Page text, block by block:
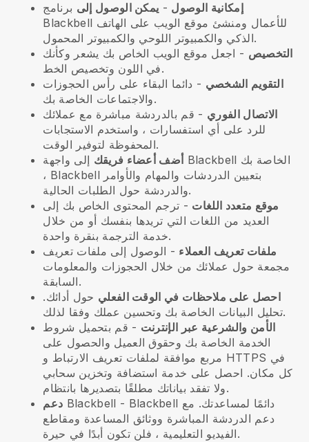
إمكانية الوصول - يمكن الوصول إلى برنامج
Blackbell
الذكي والكمبيوتر اللوحي والكمبيوتر المحمول.
التخصيص - اجعل موقع الويب الخاص بك يشعر وكأنك
في اللون وتخصيص الخط.
التقويم الشخصي - دائما البقاء على رأس الحجوزات
والاجتماعات الخاصة بك.
الاتصال الفوري - قم بالدردشة مباشرة مع عملائك
للرد على أي استفسارات ، واستخدم الاستجابات
المحفوظة لتوفير الوقت.
أضف أعضاء فريقك Blackbell
، Blackbell
والدردشة حول الطلبات الحالية.
موقع متعدد اللغات - ترجم المحتوى الخاص بك إلى
العديد من اللغات التي تريدها بنفسك أو من خلال
خدمة الترجمة بنقرة واحدة.
ملفات تعريف العملاء - الوصول إلى ملفات تعريف
مجمعة حول عملائك من خلال الحجوزات والمعلومات
السابقة.
احصل على ملاحظات في الوقت الفعلي حول أدائك.
تحليل البيانات الخاصة بك وتحسين عملك وفقا لذلك.
الأمن والشرعية عبر الإنترنت - قم بتحميل شروط
الخدمة الخاصة بك وحقوق العميل والحصول على
مربع موافقة لملفات تعريف الارتباط و HTTPS في
كل مكان. احصل على خدمة استضافة وتخزين سحابي
ولا تفقد بياناتك مطلقًا بتصديرها بانتظام.
دعم Blackbell - Blackbell
دعم الدردشة المباشرة ووثائق المساعدة ومقاطع
الفيديو التعليمية ، فلن تكون أبدًا في حيرة.